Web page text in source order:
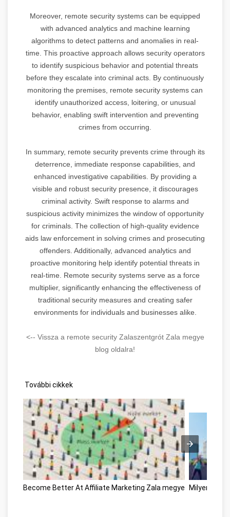
Moreover, remote security systems can be equipped
with advanced analytics and machine learning
algorithms to detect patterns and anomalies in real-
time. This proactive approach allows security operators
to identify suspicious behavior and potential threats
before they escalate into criminal acts. By continuously
monitoring the premises, remote security systems can
identify unauthorized access, loitering, or unusual
behavior, enabling swift intervention and preventing
crimes from occurring.
In summary, remote security prevents crime through its
deterrence, immediate response capabilities, and
enhanced investigative capabilities. By providing a
visible and robust security presence, it discourages
criminal activity. Swift response to alarms and
suspicious activity minimizes the window of opportunity
for criminals. The collection of high-quality evidence
aids law enforcement in solving crimes and prosecuting
offenders. Additionally, advanced analytics and
proactive monitoring help identify potential threats in
real-time. Remote security systems serve as a force
multiplier, significantly enhancing the effectiveness of
traditional security measures and creating safer
environments for individuals and businesses alike.
<-- Vissza a remote security Zalaszentgrót Zala megye
blog oldalra!
További cikkek
Become Better At Affiliate Marketing Zala megye Milyen egy